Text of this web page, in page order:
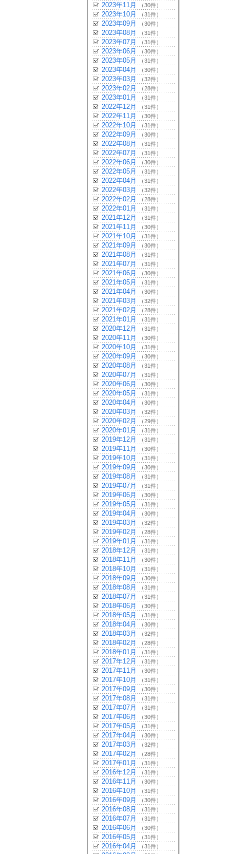
2023年11月 （30件）
2023年10月 （31件）
2023年09月 （30件）
2023年08月 （31件）
2023年07月 （31件）
2023年06月 （30件）
2023年05月 （31件）
2023年04月 （30件）
2023年03月 （32件）
2023年02月 （28件）
2023年01月 （31件）
2022年12月 （31件）
2022年11月 （30件）
2022年10月 （31件）
2022年09月 （30件）
2022年08月 （31件）
2022年07月 （31件）
2022年06月 （30件）
2022年05月 （31件）
2022年04月 （31件）
2022年03月 （32件）
2022年02月 （28件）
2022年01月 （31件）
2021年12月 （31件）
2021年11月 （30件）
2021年10月 （31件）
2021年09月 （30件）
2021年08月 （31件）
2021年07月 （31件）
2021年06月 （30件）
2021年05月 （31件）
2021年04月 （30件）
2021年03月 （32件）
2021年02月 （28件）
2021年01月 （31件）
2020年12月 （31件）
2020年11月 （30件）
2020年10月 （31件）
2020年09月 （30件）
2020年08月 （31件）
2020年07月 （31件）
2020年06月 （30件）
2020年05月 （31件）
2020年04月 （30件）
2020年03月 （32件）
2020年02月 （29件）
2020年01月 （31件）
2019年12月 （31件）
2019年11月 （30件）
2019年10月 （31件）
2019年09月 （30件）
2019年08月 （31件）
2019年07月 （31件）
2019年06月 （30件）
2019年05月 （31件）
2019年04月 （30件）
2019年03月 （32件）
2019年02月 （28件）
2019年01月 （31件）
2018年12月 （31件）
2018年11月 （30件）
2018年10月 （31件）
2018年09月 （30件）
2018年08月 （31件）
2018年07月 （31件）
2018年06月 （30件）
2018年05月 （31件）
2018年04月 （30件）
2018年03月 （32件）
2018年02月 （28件）
2018年01月 （31件）
2017年12月 （31件）
2017年11月 （30件）
2017年10月 （31件）
2017年09月 （30件）
2017年08月 （31件）
2017年07月 （31件）
2017年06月 （30件）
2017年05月 （31件）
2017年04月 （30件）
2017年03月 （32件）
2017年02月 （28件）
2017年01月 （31件）
2016年12月 （31件）
2016年11月 （30件）
2016年10月 （31件）
2016年09月 （30件）
2016年08月 （31件）
2016年07月 （31件）
2016年06月 （30件）
2016年05月 （31件）
2016年04月 （31件）